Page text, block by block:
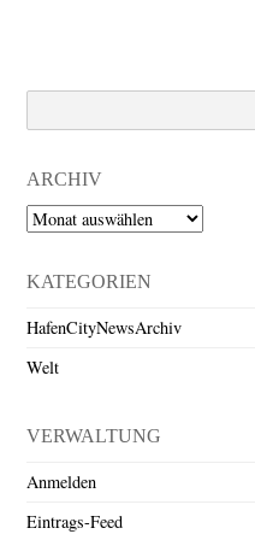
ARCHIV
Archiv
KATEGORIEN
HafenCityNewsArchiv
Welt
VERWALTUNG
Anmelden
Eintrags-Feed